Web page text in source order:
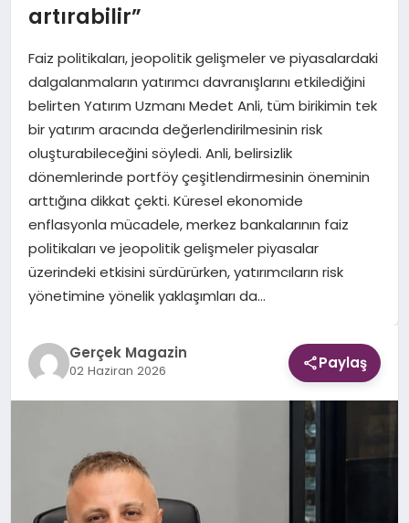
SAĞLIK
SIYASET
EKONOMI
DÜNYA
artırabilir”
Faiz politikaları, jeopolitik gelişmeler ve piyasalardaki
dalgalanmaların yatırımcı davranışlarını etkilediğini
belirten Yatırım Uzmanı Medet Anli, tüm birikimin tek
bir yatırım aracında değerlendirilmesinin risk
oluşturabileceğini söyledi. Anli, belirsizlik
dönemlerinde portföy çeşitlendirmesinin öneminin
arttığına dikkat çekti. Küresel ekonomide
enflasyonla mücadele, merkez bankalarının faiz
politikaları ve jeopolitik gelişmeler piyasalar
üzerindeki etkisini sürdürürken, yatırımcıların risk
yönetimine yönelik yaklaşımları da…
Gerçek Magazin
02 Haziran 2026 Paylaş